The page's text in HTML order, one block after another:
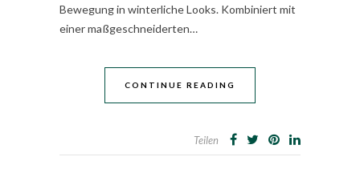
Bewegung in winterliche Looks. Kombiniert mit
einer maßgeschneiderten…
CONTINUE READING
Teilen